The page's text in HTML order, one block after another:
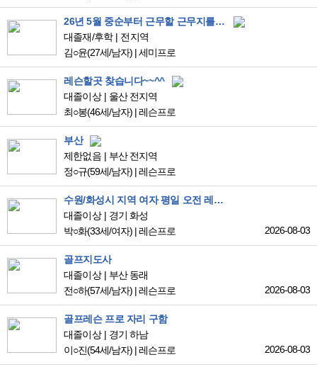
26년 5월 중순부터 근무할 근무지를 찾고있습니다
대졸재/후학
전지역
김○윤(27세/남자) |세미프로
레슨할곳 찾습니다~~^^
대졸이상
울산 전지역
최○봉(46세/남자) |레슨프로
부산
제한없음
부산 전지역
정○규(59세/남자) |레슨프로
수원/화성시 지역 여자 평일 오전 레슨 구직 희망합니다
대졸이상
경기 화성
박○화(33세/여자) |레슨프로 2026-08-03
골프지도사
대졸이상
부산 동래
전○하(57세/남자) |레슨프로 2026-08-03
골프레슨 프로 자리 구함
대졸이상
경기 하남
이○진(54세/남자) |레슨프로 2026-08-03